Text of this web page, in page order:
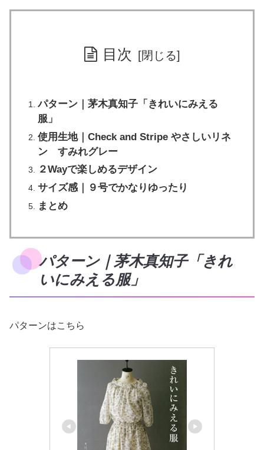
目次
パターン｜茅木真知子「きれいにみえる
服」
使用生地｜Check and Stripe やさしいリネ
ン すみれグレー
２Wayで楽しめるデザイン
サイズ感｜９号でかなりゆったり
まとめ
パターン｜茅木真知子「きれ
いにみえる服」
パターンはこちら